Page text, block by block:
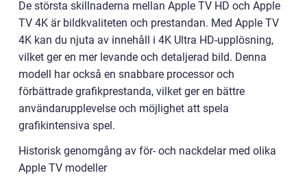
De största skillnaderna mellan Apple TV HD och Apple
TV 4K är bildkvaliteten och prestandan. Med Apple TV
4K kan du njuta av innehåll i 4K Ultra HD-upplösning,
vilket ger en mer levande och detaljerad bild. Denna
modell har också en snabbare processor och
förbättrade grafikprestanda, vilket ger en bättre
användarupplevelse och möjlighet att spela
grafikintensiva spel.
Historisk genomgång av för- och nackdelar med olika
Apple TV modeller